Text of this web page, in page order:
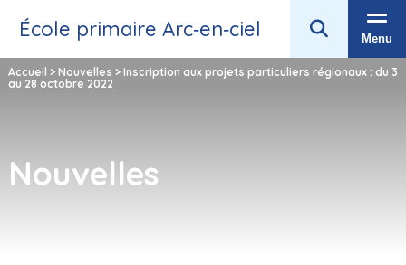
École primaire Arc‑en‑ciel Menu
Accueil > Nouvelles > Inscription aux projets particuliers régionaux : du 3
au 28 octobre 2022
Nouvelles